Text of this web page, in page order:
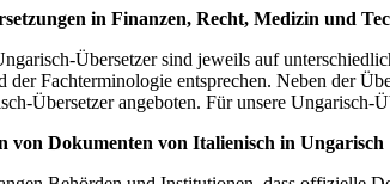
in Finanzen, Recht, Medizin und
Übersetzer sind jeweils auf
der Fachterminologie entsprechen. Neben der
Übersetzer angeboten. Für unsere Ungarisch-
von Dokumenten von Italienisch in Ungarisch